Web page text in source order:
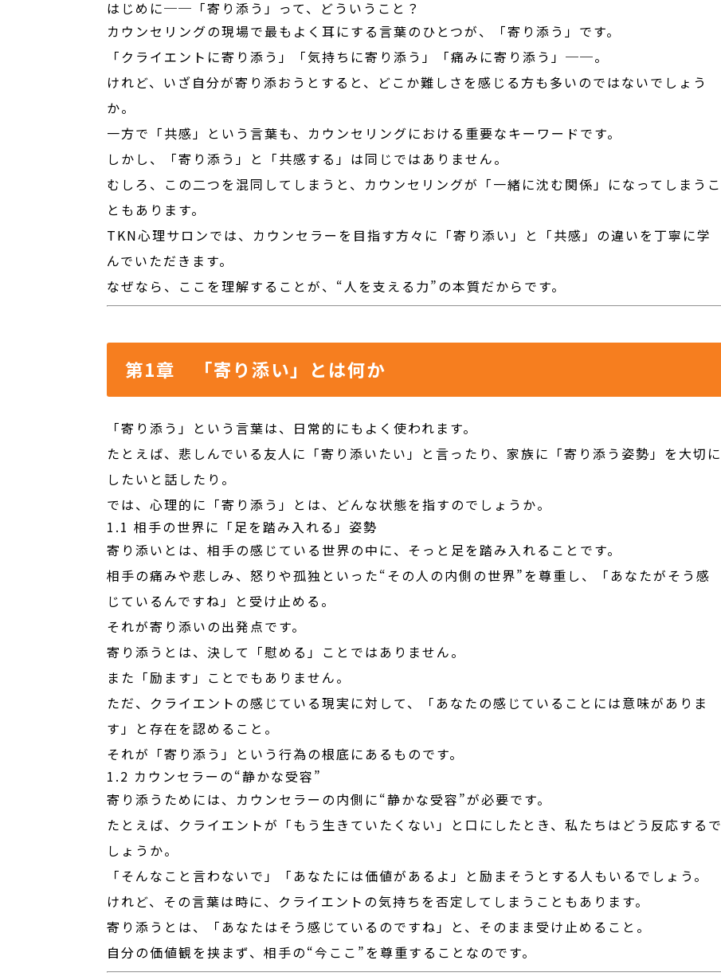
はじめに──「寄り添う」って、どういうこと？
カウンセリングの現場で最もよく耳にする言葉のひとつが、「寄り添う」です。
「クライエントに寄り添う」「気持ちに寄り添う」「痛みに寄り添う」──。
けれど、いざ自分が寄り添おうとすると、どこか難しさを感じる方も多いのではないでしょう
か。
一方で「共感」という言葉も、カウンセリングにおける重要なキーワードです。
しかし、「寄り添う」と「共感する」は同じではありません。
むしろ、この二つを混同してしまうと、カウンセリングが「一緒に沈む関係」になってしまうこ
ともあります。
TKN心理サロンでは、カウンセラーを目指す方々に「寄り添い」と「共感」の違いを丁寧に学
んでいただきます。
なぜなら、ここを理解することが、“人を支える力”の本質だからです。
第1章 「寄り添い」とは何か
「寄り添う」という言葉は、日常的にもよく使われます。
たとえば、悲しんでいる友人に「寄り添いたい」と言ったり、家族に「寄り添う姿勢」を大切に
したいと話したり。
では、心理的に「寄り添う」とは、どんな状態を指すのでしょうか。
1.1 相手の世界に「足を踏み入れる」姿勢
寄り添いとは、相手の感じている世界の中に、そっと足を踏み入れることです。
相手の痛みや悲しみ、怒りや孤独といった“その人の内側の世界”を尊重し、「あなたがそう感
じているんですね」と受け止める。
それが寄り添いの出発点です。
寄り添うとは、決して「慰める」ことではありません。
また「励ます」ことでもありません。
ただ、クライエントの感じている現実に対して、「あなたの感じていることには意味がありま
す」と存在を認めること。
それが「寄り添う」という行為の根底にあるものです。
1.2 カウンセラーの“静かな受容”
寄り添うためには、カウンセラーの内側に“静かな受容”が必要です。
たとえば、クライエントが「もう生きていたくない」と口にしたとき、私たちはどう反応するで
しょうか。
「そんなこと言わないで」「あなたには価値があるよ」と励まそうとする人もいるでしょう。
けれど、その言葉は時に、クライエントの気持ちを否定してしまうこともあります。
寄り添うとは、「あなたはそう感じているのですね」と、そのまま受け止めること。
自分の価値観を挟まず、相手の“今ここ”を尊重することなのです。